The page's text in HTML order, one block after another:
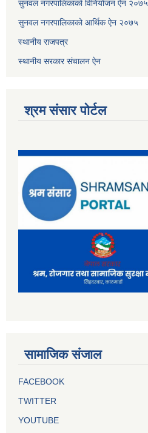
सुनवल नगरपालिकाको विनियोजन ऐन २०७५
सुनवल नगरपालिकाको आर्थिक ऐन २०७५
स्थानीय राजपत्र
स्थानीय सरकार संचालन ऐन
श्रम संसार पोर्टल
सामाजिक संजाल
FACEBOOK
TWITTER
YOUTUBE